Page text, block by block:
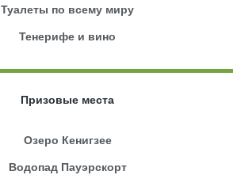
Туалеты по всему миру
Тенерифе и вино
Призовые места
Озеро Кенигзее
Водопад Пауэрскорт